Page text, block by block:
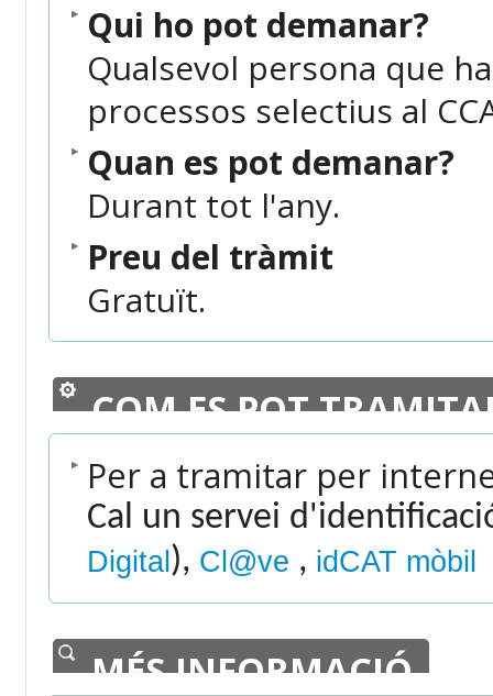
Qui ho pot demanar?
Qualsevol persona que
processos selectius al
Quan es pot demanar?
Durant tot l'any.
Preu del tràmit
Gratuït.
COM ES POT
Per a tramitar per
Cal un servei
Digital), Cl@ve , idCAT mòbil
MÉS INFORMACIÓ